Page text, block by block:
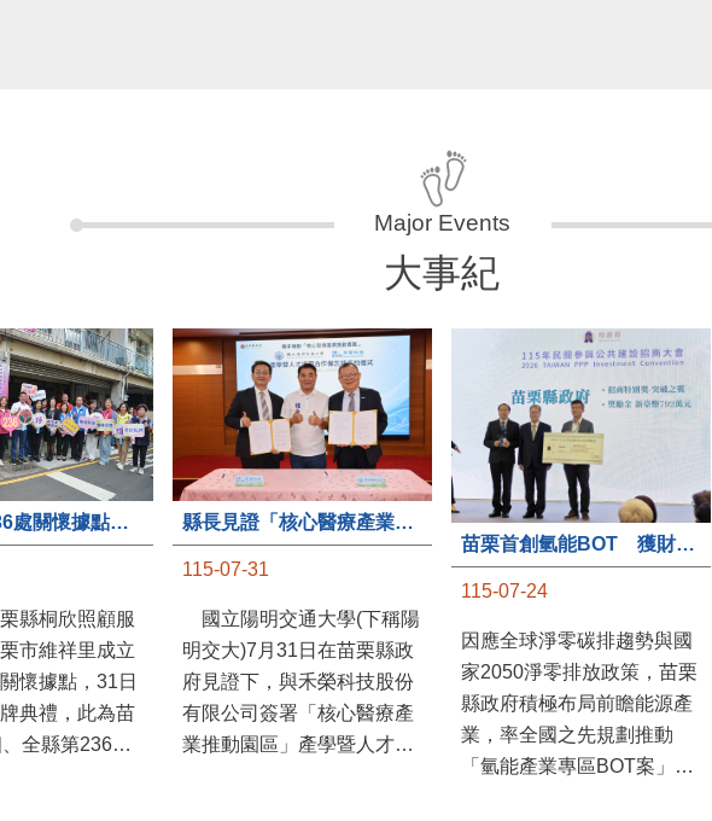
大事紀
苗栗縣第236處關懷據點在苗栗市維祥里揭牌
縣桐欣照顧服
市維祥里成立
懷據點，31日
牌典禮，此為苗
全縣第236處
縣長見證「核心醫療產業推動園區」產學合作簽約儀式
115-07-31
國立陽明交通大學(下稱陽
明交大)7月31日在苗栗縣政
府見證下，與禾榮科技股份
有限公司簽署「核心醫療產
業推動園區」產學暨人才培
苗栗首創氫能BOT 獲財政部「突破之翼」肯定
115-07-24
因應全球淨零碳排趨勢與國
家2050淨零排放政策，苗栗
縣政府積極布局前瞻能源產
業，率全國之先規劃推動
「氫能產業專區BOT案」，